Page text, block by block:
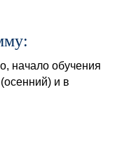
начало обучения
и в